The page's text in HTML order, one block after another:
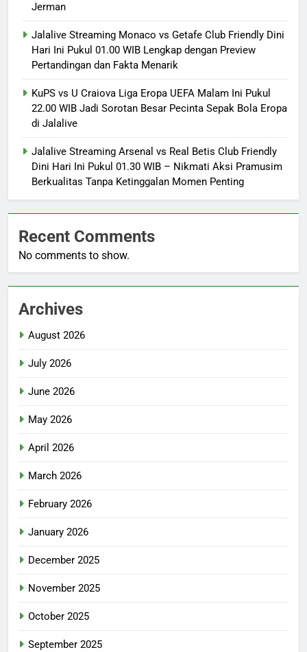
Jerman
Jalalive Streaming Monaco vs Getafe Club Friendly Dini
Hari Ini Pukul 01.00 WIB Lengkap dengan Preview
Pertandingan dan Fakta Menarik
KuPS vs U Craiova Liga Eropa UEFA Malam Ini Pukul
22.00 WIB Jadi Sorotan Besar Pecinta Sepak Bola Eropa
di Jalalive
Jalalive Streaming Arsenal vs Real Betis Club Friendly
Dini Hari Ini Pukul 01.30 WIB – Nikmati Aksi Pramusim
Berkualitas Tanpa Ketinggalan Momen Penting
Recent Comments
No comments to show.
Archives
August 2026
July 2026
June 2026
May 2026
April 2026
March 2026
February 2026
January 2026
December 2025
November 2025
October 2025
September 2025